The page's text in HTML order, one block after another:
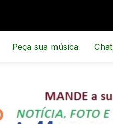
Peça sua música Chat